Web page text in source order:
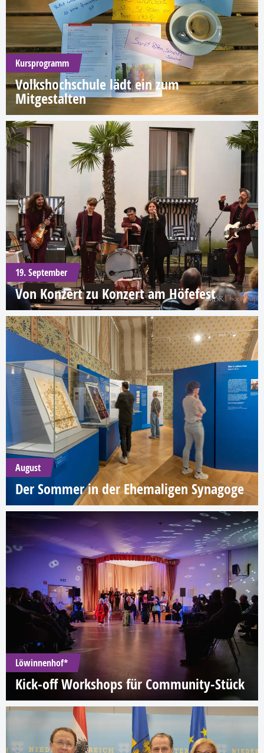
Kursprogramm
Volkshochschule lädt ein zum
Mitgestalten
19. September
Von Konzert zu Konzert am Höfefest
August
Der Sommer in der Ehemaligen Synagoge
Löwinnenhof*
Kick-off Workshops für Community-Stück